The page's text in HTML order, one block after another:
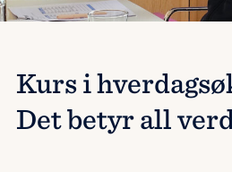
Kurs i
Det betyr all